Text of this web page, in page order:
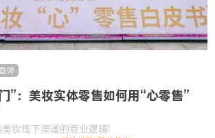
婷
”：美妆实体零售如何用“心零售”
妆线下渠道的商业逻辑!